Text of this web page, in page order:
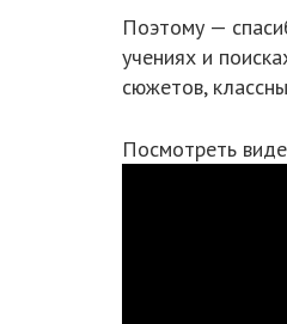
Поэтому —
учениях и
сюжетов,
Посмотреть